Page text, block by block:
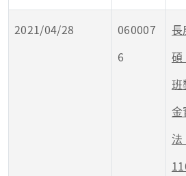
2021/04/28
060007
6
長
碩
班
金
法